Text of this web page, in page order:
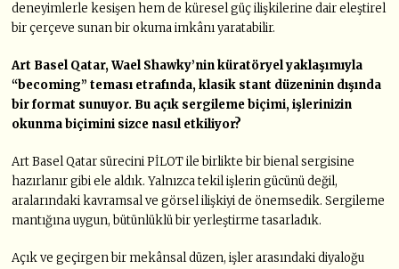
deneyimlerle kesişen hem de küresel güç ilişkilerine dair eleştirel
bir çerçeve sunan bir okuma imkânı yaratabilir.
Art Basel Qatar, Wael Shawky’nin küratöryel yaklaşımıyla
“becoming” teması etrafında, klasik stant düzeninin dışında
bir format sunuyor. Bu açık sergileme biçimi, işlerinizin
okunma biçimini sizce nasıl etkiliyor?
Art Basel Qatar sürecini PİLOT ile birlikte bir bienal sergisine
hazırlanır gibi ele aldık. Yalnızca tekil işlerin gücünü değil,
aralarındaki kavramsal ve görsel ilişkiyi de önemsedik. Sergileme
mantığına uygun, bütünlüklü bir yerleştirme tasarladık.
Açık ve geçirgen bir mekânsal düzen, işler arasındaki diyaloğu